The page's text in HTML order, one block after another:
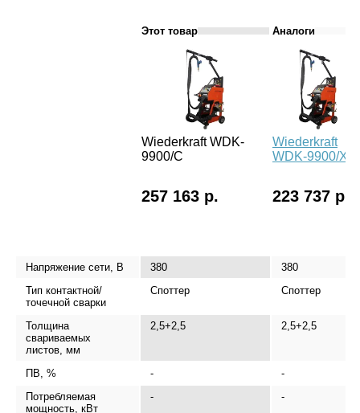
Этот товар Аналоги
Wiederkraft WDK-
9900/C
Wiederkraft
WDK-9900/X
257 163 р. 223 737 р.
Напряжение сети, В 380
380
Тип контактной/
точечной сварки
Споттер Споттер
Толщина
свариваемых
листов, мм
2,5+2,5 2,5+2,5
ПВ, % -
-
Потребляемая
мощность, кВт
- -